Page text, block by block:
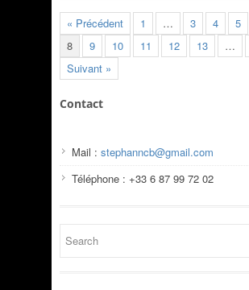
« Précédent 1 … 3 4 5
8
9 10 11 12 13 …
Suivant »
Contact
Mail : stephanncb@gmail.com
Téléphone : +33 6 87 99 72 02